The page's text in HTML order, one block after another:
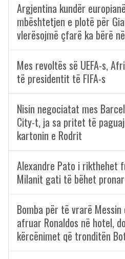
Argjentina kundër
mbështetjen e plotë për
vlerësojmë çfarë ka bërë
Mes revoltës së UEFA-s,
të presidentit të FIFA-s
Nisin negociatat mes
City-t, ja sa pritet të
kartonin e Rodrit
Alexandre Pato i rikthehet
Milanit gati të bëhet
Bomba për të vrarë
afruar Ronaldos në hotel,
kërcënimet që tronditën